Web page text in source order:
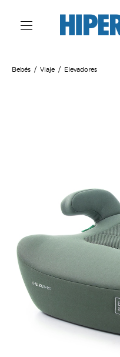
Bebés Viaje Elevadores